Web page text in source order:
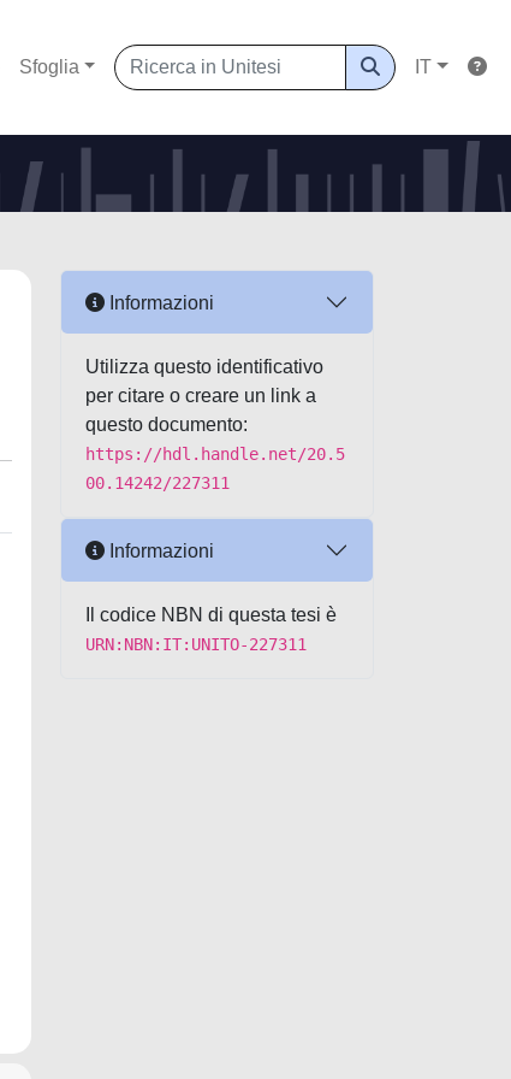
Sfoglia IT
Informazioni
Utilizza questo identificativo
per citare o creare un link a
questo documento:
https://hdl.handle.net/20.5
00.14242/227311
Informazioni
Il codice NBN di questa tesi è
URN:NBN:IT:UNITO-227311